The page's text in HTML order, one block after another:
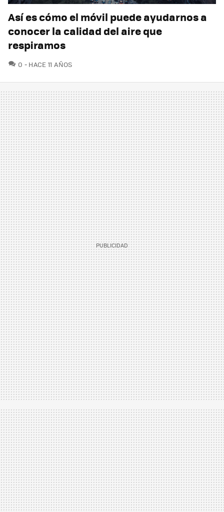
Así es cómo el móvil puede ayudarnos a
conocer la calidad del aire que
respiramos
0 COMENTARIOS
HACE 11 AÑOS